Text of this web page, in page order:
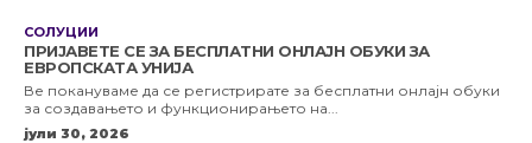
СОЛУЦИИ
ПРИЈАВЕТЕ СЕ ЗА БЕСПЛАТНИ ОНЛАЈН ОБУКИ ЗА
ЕВРОПСКАТА УНИЈА
Ве покануваме да се регистрирате за бесплатни онлајн обуки
за создавањето и функционирањето на...
јули 30, 2026